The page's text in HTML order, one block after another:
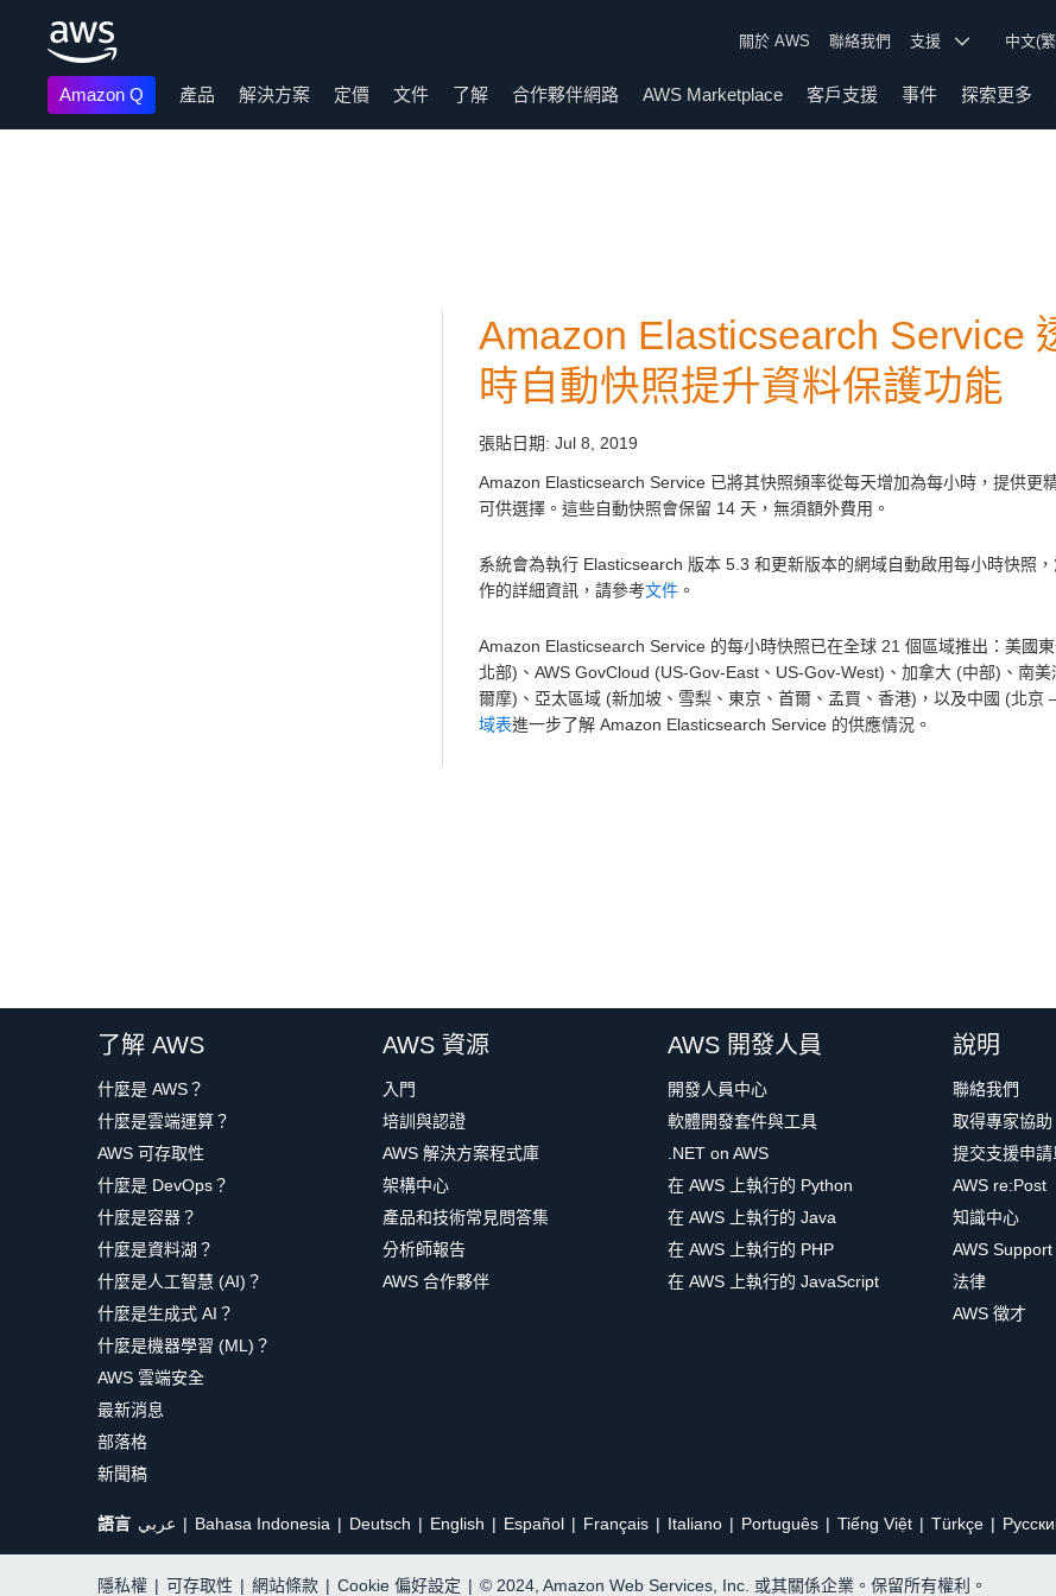
關於 AWS 聯絡我們 支援 中文(
Amazon Q 產品 解決方案 定價 文件 了解 合作夥伴網路 AWS Marketplace 客戶支援 事件 探索更多
Amazon Elasticsearch Service
時自動快照提升資料保護功能
張貼日期: Jul 8, 2019
Amazon Elasticsearch Service 已將其快照頻率從每天增加為每小時，提供更
可供選擇。這些自動快照會保留 14 天，無須額外費用。
系統會為執行 Elasticsearch 版本 5.3 和更新版本的網域自動啟用每小時快照
作的詳細資訊，請參考文件 。
Amazon Elasticsearch Service 的每小時快照已在全球 21 個區域推出：美國
北部)、AWS GovCloud (US-Gov-East、US-Gov-West)、加拿大 (中部)、南
爾摩)、亞太區域 (新加坡、雪梨、東京、首爾、孟買、香港)，以及中國 (北京
域表進一步了解 Amazon Elasticsearch Service 的供應情況。
了解 AWS
什麼是 AWS？
什麼是雲端運算？
AWS 可存取性
什麼是 DevOps？
什麼是容器？
什麼是資料湖？
什麼是人工智慧 (AI)？
什麼是生成式 AI？
什麼是機器學習 (ML)？
AWS 雲端安全
最新消息
部落格
新聞稿
AWS 資源
入門
培訓與認證
AWS 解決方案程式庫
架構中心
產品和技術常見問答集
分析師報告
AWS 合作夥伴
AWS 開發人員
開發人員中心
軟體開發套件與工具
.NET on AWS
在 AWS 上執行的 Python
在 AWS 上執行的 Java
在 AWS 上執行的 PHP
在 AWS 上執行的 JavaScript
說明
聯絡我們
取得專家協助
提交支援申請
AWS re:Post
知識中心
AWS Support
法律
AWS 徵才
語言 عربي Bahasa Indonesia Deutsch English Español Français Italiano Português Tiếng Việt Türkçe
隱私權 | 可存取性 | 網站條款 | Cookie 偏好設定 | © 2024, Amazon Web Services, Inc. 或其關係企業。保留所有權利。